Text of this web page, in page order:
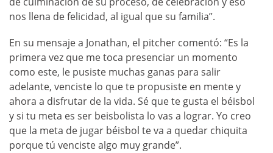
nos llena de felicidad, al igual que su familia”.
En su mensaje a Jonathan, el pitcher comentó: “Es la
primera vez que me toca presenciar un momento
como este, le pusiste muchas ganas para salir
adelante, venciste lo que te propusiste en mente y
ahora a disfrutar de la vida. Sé que te gusta el béisbol
y si tu meta es ser beisbolista lo vas a lograr. Yo creo
que la meta de jugar béisbol te va a quedar chiquita
porque tú venciste algo muy grande”.